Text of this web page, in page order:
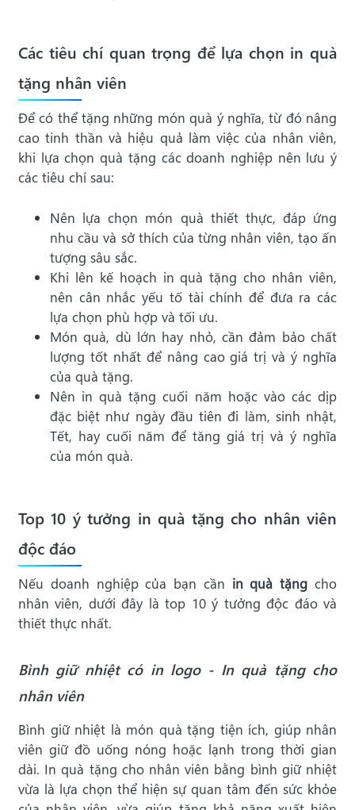
Các tiêu chí quan trọng để lựa chọn in quà
tặng nhân viên
Để có thể tặng những món quà ý nghĩa, từ đó nâng
cao tinh thần và hiệu quả làm việc của nhân viên,
khi lựa chọn quà tặng các doanh nghiệp nên lưu ý
các tiêu chí sau:
Nên lựa chọn món quà thiết thực, đáp ứng
nhu cầu và sở thích của từng nhân viên, tạo ấn
tượng sâu sắc.
Khi lên kế hoạch in quà tặng cho nhân viên,
nên cân nhắc yếu tố tài chính để đưa ra các
lựa chọn phù hợp và tối ưu.
Món quà, dù lớn hay nhỏ, cần đảm bảo chất
lượng tốt nhất để nâng cao giá trị và ý nghĩa
của quà tặng.
Nên in quà tặng cuối năm hoặc vào các dịp
đặc biệt như ngày đầu tiên đi làm, sinh nhật,
Tết, hay cuối năm để tăng giá trị và ý nghĩa
của món quà.
Top 10 ý tưởng in quà tặng cho nhân viên
độc đáo
Nếu doanh nghiệp của bạn cần in quà tặng cho
nhân viên, dưới đây là top 10 ý tưởng độc đáo và
thiết thực nhất.
Bình giữ nhiệt có in logo - In quà tặng cho
nhân viên
Bình giữ nhiệt là món quà tặng tiện ích, giúp nhân
viên giữ đồ uống nóng hoặc lạnh trong thời gian
dài. In quà tặng cho nhân viên bằng bình giữ nhiệt
vừa là lựa chọn thể hiện sự quan tâm đến sức khỏe